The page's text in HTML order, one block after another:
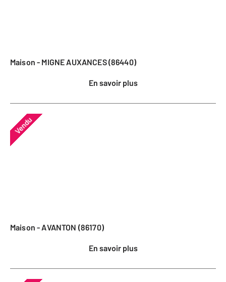
Maison - MIGNE AUXANCES (86440)
En savoir plus
Vendu
Maison - AVANTON (86170)
En savoir plus